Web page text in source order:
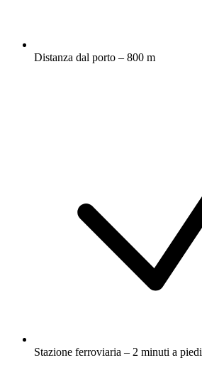
Distanza dal porto – 800 m
Stazione ferroviaria – 2 minuti a piedi